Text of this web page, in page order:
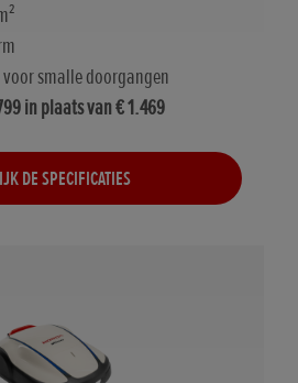
smalle doorgangen
in plaats van € 1.469
DE SPECIFICATIES